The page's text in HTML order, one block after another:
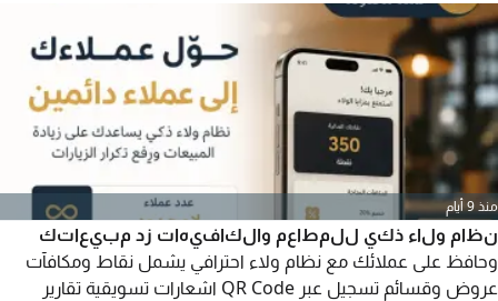
والتحصيل إدارة الموارد البشرية والرواتب تقارير وإحصائيات ذكية نظام
سحابي آمن يمكنك الوصول اليه من أي مكان لفترة محدودة خصم
50% على الاشتراك
منذ 9 أيام
نظام ولاء ذكي للمطاعم والكافيهات زد مبيعاتك
وحافظ على عملائك مع نظام ولاء احترافي يشمل نقاط ومكافآت
عروض وقسائم تسجيل عبر QR Code اشعارات تسويقية تقارير